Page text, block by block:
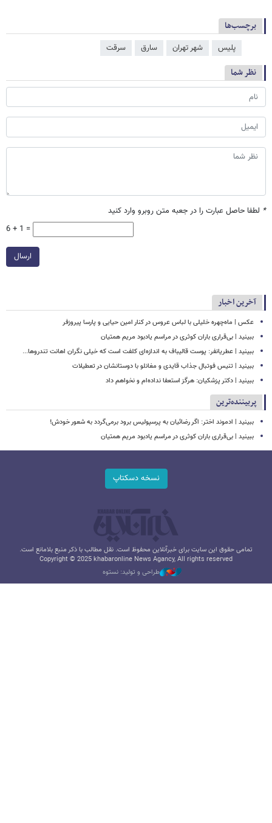
برچسب‌ها
پلیس شهر تهران سارق سرقت
نظر شما
* لطفا حاصل عبارت را در جعبه متن روبرو وارد کنید
6 + 1 =
ارسال
آخرین اخبار
عکس | ماه‌چهره خلیلی با لباس عروس در کنار امین حیایی و پارسا پیروزفر
ببینید | بی‌قراری باران کوثری در مراسم یادبود مریم همتیان
ببینید | عطریانفر: پوست قالیباف به اندازه‌ای کلفت است که خیلی نگران اهانت تندروها...
ببینید | تنیس فوتبال جذاب قایدی و مغانلو با دوستانشان در تعطیلات
ببینید | دکتر پزشکیان: هرگز استعفا نداده‌ام و نخواهم داد
پربیننده‌ترین
ببینید | ادموند اختر: اگر رضائیان به پرسپولیس برود برمی‌گردد به شعور خودش!
ببینید | بی‌قراری باران کوثری در مراسم یادبود مریم همتیان
نسخه دسکتاپ
تمامی حقوق این سایت برای خبرآنلاین محفوظ است. نقل مطالب با ذکر منبع بلامانع است.
Copyright © 2025 khabaronline News Agancy, All rights reserved
طراحی و تولید: نستوه